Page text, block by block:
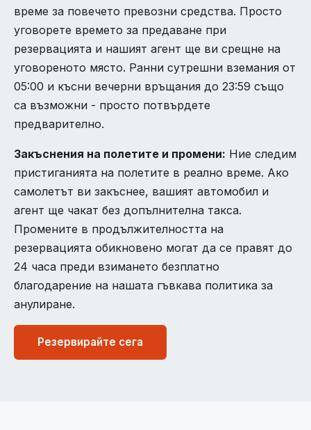
време за повечето превозни средства. Просто
уговорете времето за предаване при
резервацията и нашият агент ще ви срещне на
уговореното място. Ранни сутрешни вземания от
05:00 и късни вечерни връщания до 23:59 също
са възможни - просто потвърдете
предварително.
Закъснения на полетите и промени: Ние следим
пристиганията на полетите в реално време. Ако
самолетът ви закъснее, вашият автомобил и
агент ще чакат без допълнителна такса.
Промените в продължителността на
резервацията обикновено могат да се правят до
24 часа преди взимането безплатно
благодарение на нашата гъвкава политика за
анулиране.
Резервирайте сега